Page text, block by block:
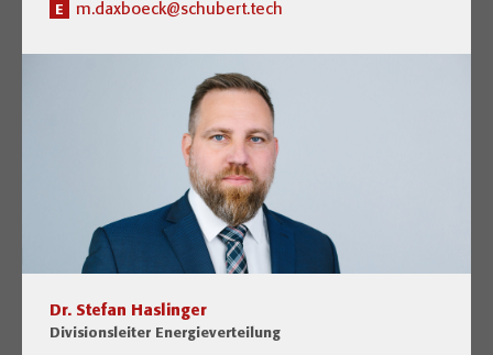
E m.daxboeck@schubert.tech
Dr. Stefan Haslinger
Divisionsleiter Energieverteilung